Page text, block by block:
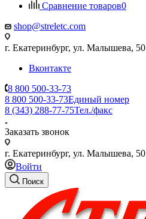
Сравнение товаров0
shop@streletc.com
г. Екатеринбург, ул. Малышева, 50
Вконтакте
8 800 500-33-73
8 800 500-33-73Единый номер
8 (343) 288-77-75Тел./факс
Заказать звонок
г. Екатеринбург, ул. Малышева, 50
Войти
Поиск